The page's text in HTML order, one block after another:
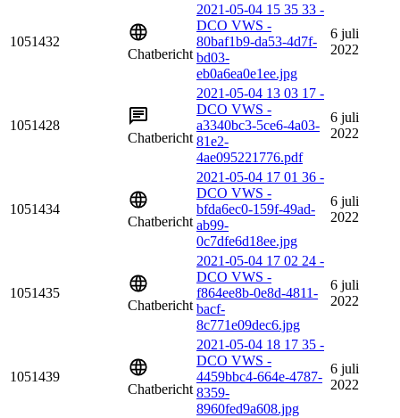
1051432
Chatbericht
2021-05-04 15 35 33 -
DCO VWS -
80baf1b9-da53-4d7f-
bd03-
eb0a6ea0e1ee.jpg
6 juli
2022
1051428
Chatbericht
2021-05-04 13 03 17 -
DCO VWS -
a3340bc3-5ce6-4a03-
81e2-
4ae095221776.pdf
6 juli
2022
1051434
Chatbericht
2021-05-04 17 01 36 -
DCO VWS -
bfda6ec0-159f-49ad-
ab99-
0c7dfe6d18ee.jpg
6 juli
2022
1051435
Chatbericht
2021-05-04 17 02 24 -
DCO VWS -
f864ee8b-0e8d-4811-
bacf-
8c771e09dec6.jpg
6 juli
2022
1051439
Chatbericht
2021-05-04 18 17 35 -
DCO VWS -
4459bbc4-664e-4787-
8359-
8960fed9a608.jpg
6 juli
2022